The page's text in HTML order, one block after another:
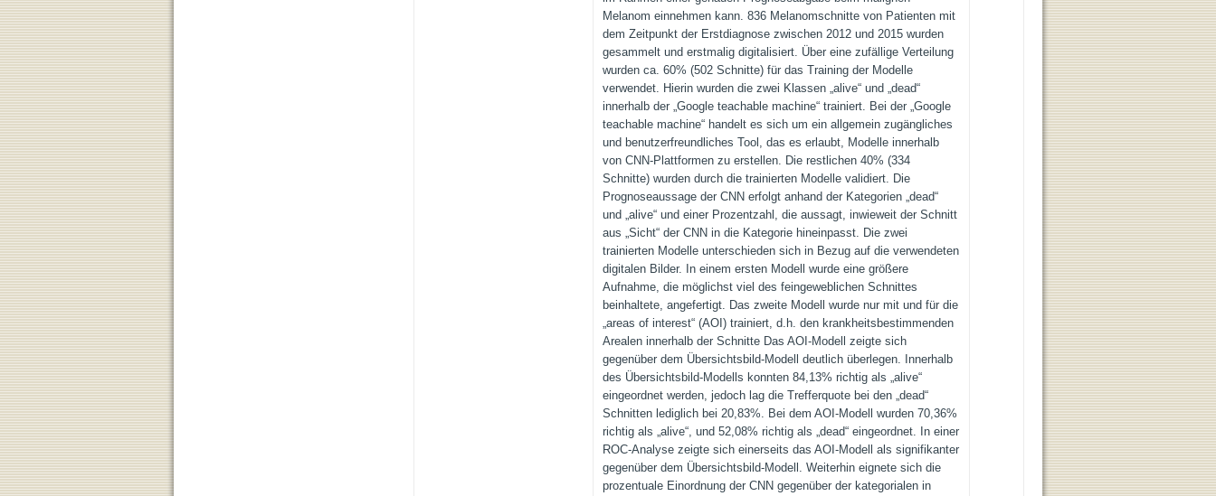
Melanom einnehmen kann. 836 Melanomschnitte von Patienten mit
dem Zeitpunkt der Erstdiagnose zwischen 2012 und 2015 wurden
gesammelt und erstmalig digitalisiert. Über eine zufällige Verteilung
wurden ca. 60% (502 Schnitte) für das Training der Modelle
verwendet. Hierin wurden die zwei Klassen „alive“ und „dead“
innerhalb der „Google teachable machine“ trainiert. Bei der „Google
teachable machine“ handelt es sich um ein allgemein zugängliches
und benutzerfreundliches Tool, das es erlaubt, Modelle innerhalb
von CNN-Plattformen zu erstellen. Die restlichen 40% (334
Schnitte) wurden durch die trainierten Modelle validiert. Die
Prognoseaussage der CNN erfolgt anhand der Kategorien „dead“
und „alive“ und einer Prozentzahl, die aussagt, inwieweit der Schnitt
aus „Sicht“ der CNN in die Kategorie hineinpasst. Die zwei
trainierten Modelle unterschieden sich in Bezug auf die verwendeten
digitalen Bilder. In einem ersten Modell wurde eine größere
Aufnahme, die möglichst viel des feingeweblichen Schnittes
beinhaltete, angefertigt. Das zweite Modell wurde nur mit und für die
„areas of interest“ (AOI) trainiert, d.h. den krankheitsbestimmenden
Arealen innerhalb der Schnitte Das AOI-Modell zeigte sich
gegenüber dem Übersichtsbild-Modell deutlich überlegen. Innerhalb
des Übersichtsbild-Modells konnten 84,13% richtig als „alive“
eingeordnet werden, jedoch lag die Trefferquote bei den „dead“
Schnitten lediglich bei 20,83%. Bei dem AOI-Modell wurden 70,36%
richtig als „alive“, und 52,08% richtig als „dead“ eingeordnet. In einer
ROC-Analyse zeigte sich einerseits das AOI-Modell als signifikanter
gegenüber dem Übersichtsbild-Modell. Weiterhin eignete sich die
prozentuale Einordnung der CNN gegenüber der kategorialen in